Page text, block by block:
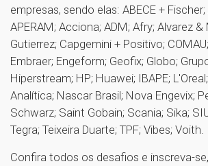
empresas, sendo elas: ABECE +
APERAM; Acciona; ADM; Afry; Alvarez &
Gutierrez; Capgemini + Positivo;
Embraer; Engeform; Geofix; Globo;
Hiperstream; HP; Huawei; IBAPE;
Analítica; Nascar Brasil; Nova Engevix;
Schwarz; Saint Gobain; Scania; Sika;
Tegra; Teixeira Duarte; TPF; Vibes; Voith.
Confira todos os desafios e inscreva-se,